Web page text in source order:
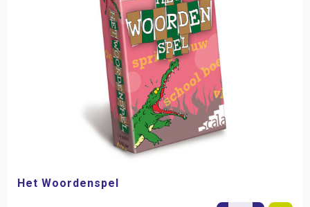
Het Woordenspel